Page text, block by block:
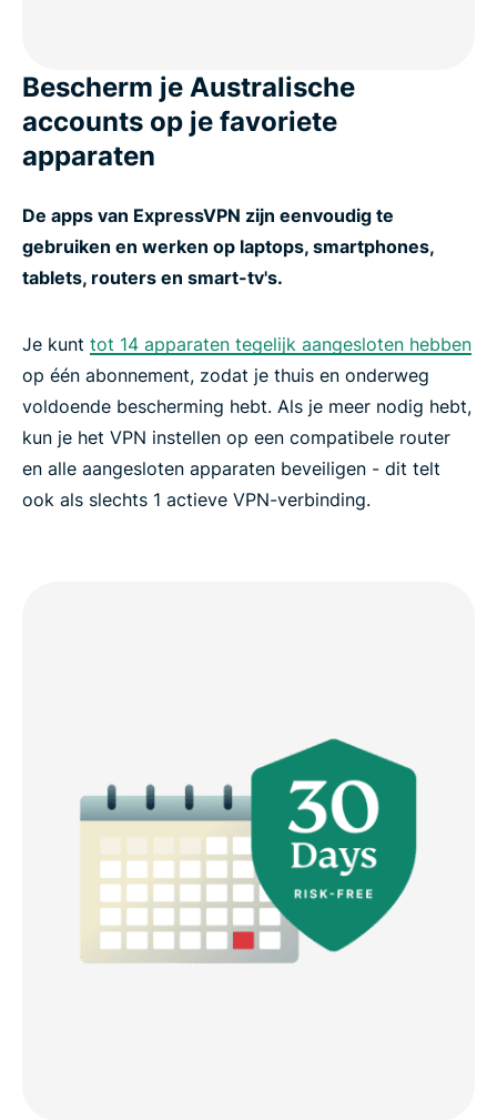
Bescherm je Australische
accounts op je favoriete
apparaten
De apps van ExpressVPN zijn eenvoudig te
gebruiken en werken op laptops, smartphones,
tablets, routers en smart-tv's.
Je kunt tot 14 apparaten tegelijk aangesloten hebben
op één abonnement, zodat je thuis en onderweg
voldoende bescherming hebt. Als je meer nodig hebt,
kun je het VPN instellen op een compatibele router
en alle aangesloten apparaten beveiligen - dit telt
ook als slechts 1 actieve VPN-verbinding.